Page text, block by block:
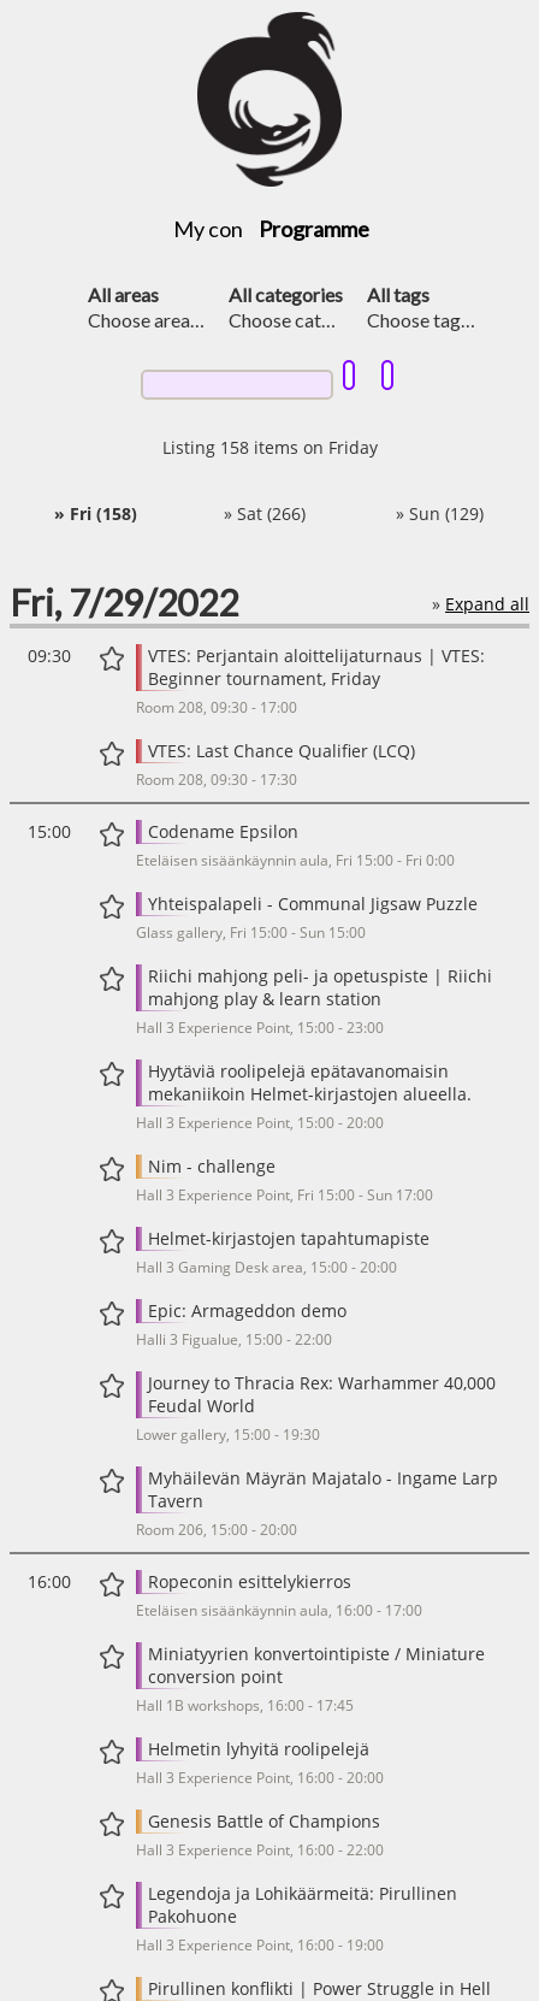
My con Programme
All areas
Choose area…
All categories
Choose cat…
All tags
Choose tag…
Listing 158 items on Friday
Fri (158) Sat (266) Sun (129)
» Expand all
Fri, 7/29/2022
09:30
VTES: Perjantain aloittelijaturnaus | VTES:
Beginner tournament, Friday
Room 208, 09:30 - 17:00
VTES: Last Chance Qualifier (LCQ)
Room 208, 09:30 - 17:30
15:00 Codename Epsilon
Eteläisen sisäänkäynnin aula, Fri 15:00 - Fri 0:00
Yhteispalapeli - Communal Jigsaw Puzzle
Glass gallery, Fri 15:00 - Sun 15:00
Riichi mahjong peli- ja opetuspiste | Riichi
mahjong play & learn station
Hall 3 Experience Point, 15:00 - 23:00
Hyytäviä roolipelejä epätavanomaisin
mekaniikoin Helmet-kirjastojen alueella.
Hall 3 Experience Point, 15:00 - 20:00
Nim - challenge
Hall 3 Experience Point, Fri 15:00 - Sun 17:00
Helmet-kirjastojen tapahtumapiste
Hall 3 Gaming Desk area, 15:00 - 20:00
Epic: Armageddon demo
Halli 3 Figualue, 15:00 - 22:00
Journey to Thracia Rex: Warhammer 40,000
Feudal World
Lower gallery, 15:00 - 19:30
Myhäilevän Mäyrän Majatalo - Ingame Larp
Tavern
Room 206, 15:00 - 20:00
16:00 Ropeconin esittelykierros
Eteläisen sisäänkäynnin aula, 16:00 - 17:00
Miniatyyrien konvertointipiste / Miniature
conversion point
Hall 1B workshops, 16:00 - 17:45
Helmetin lyhyitä roolipelejä
Hall 3 Experience Point, 16:00 - 20:00
Genesis Battle of Champions
Hall 3 Experience Point, 16:00 - 22:00
Legendoja ja Lohikäärmeitä: Pirullinen
Pakohuone
Hall 3 Experience Point, 16:00 - 19:00
Pirullinen konflikti | Power Struggle in Hell